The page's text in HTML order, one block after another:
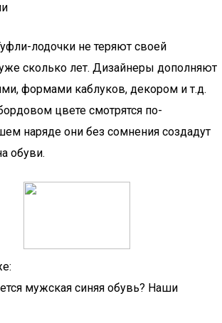
лодочки не теряют своей
уже сколько лет. Дизайнеры дополняют
формами каблуков, декором и т.д.
цвете смотрятся по-
наряде они без сомнения создадут
обуви.
мужская синяя обувь? Наши